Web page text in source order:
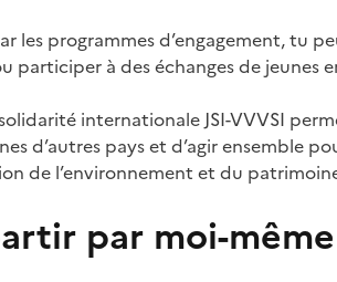
les programmes d’engagement, tu
participer à des échanges de jeunes
internationale JSI-VVVSI
d’autres pays et d’agir ensemble
de l’environnement et du
par moi-même